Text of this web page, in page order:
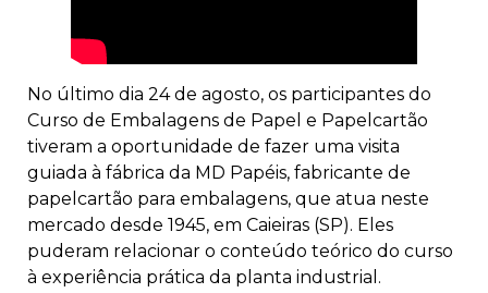
No último dia 24 de agosto, os participantes do
Curso de Embalagens de Papel e Papelcartão
tiveram a oportunidade de fazer uma visita
guiada à fábrica da MD Papéis, fabricante de
papelcartão para embalagens, que atua neste
mercado desde 1945, em Caieiras (SP). Eles
puderam relacionar o conteúdo teórico do curso
à experiência prática da planta industrial.